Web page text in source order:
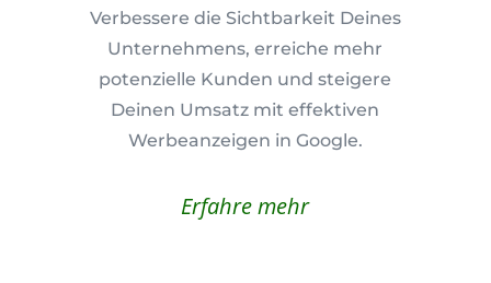
Verbessere die Sichtbarkeit Deines
Unternehmens, erreiche mehr
potenzielle Kunden und steigere
Deinen Umsatz mit effektiven
Werbeanzeigen in Google.
Erfahre mehr